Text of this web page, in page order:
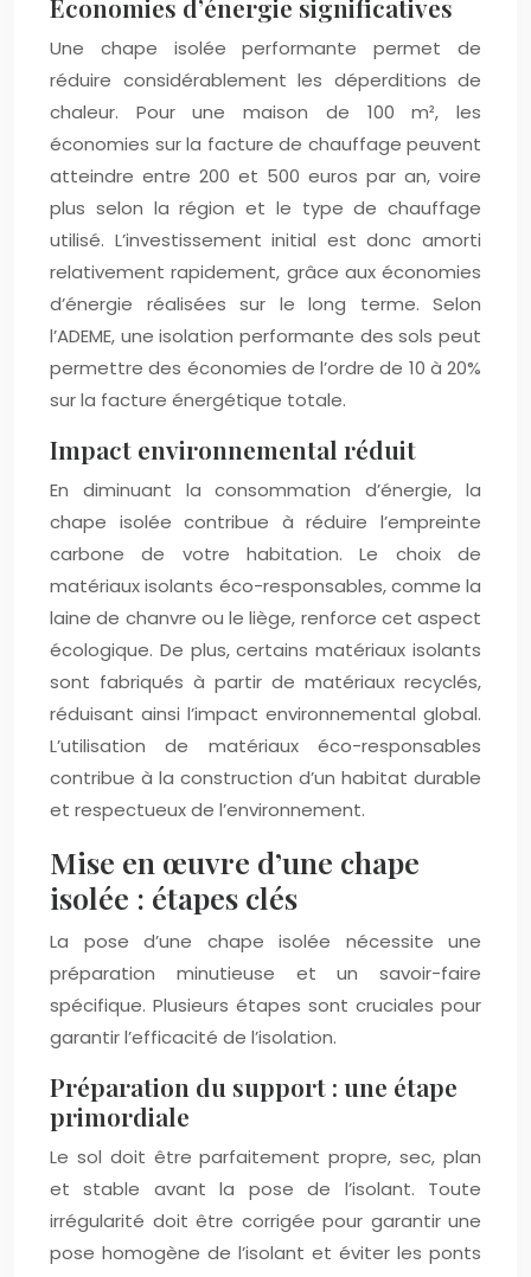
Économies d’énergie significatives
Une chape isolée performante permet de
réduire considérablement les déperditions de
chaleur. Pour une maison de 100 m², les
économies sur la facture de chauffage peuvent
atteindre entre 200 et 500 euros par an, voire
plus selon la région et le type de chauffage
utilisé. L’investissement initial est donc amorti
relativement rapidement, grâce aux économies
d’énergie réalisées sur le long terme. Selon
l’ADEME, une isolation performante des sols peut
permettre des économies de l’ordre de 10 à 20%
sur la facture énergétique totale.
Impact environnemental réduit
En diminuant la consommation d’énergie, la
chape isolée contribue à réduire l’empreinte
carbone de votre habitation. Le choix de
matériaux isolants éco-responsables, comme la
laine de chanvre ou le liège, renforce cet aspect
écologique. De plus, certains matériaux isolants
sont fabriqués à partir de matériaux recyclés,
réduisant ainsi l’impact environnemental global.
L’utilisation de matériaux éco-responsables
contribue à la construction d’un habitat durable
et respectueux de l’environnement.
Mise en œuvre d’une chape
isolée : étapes clés
La pose d’une chape isolée nécessite une
préparation minutieuse et un savoir-faire
spécifique. Plusieurs étapes sont cruciales pour
garantir l’efficacité de l’isolation.
Préparation du support : une étape
primordiale
Le sol doit être parfaitement propre, sec, plan
et stable avant la pose de l’isolant. Toute
irrégularité doit être corrigée pour garantir une
pose homogène de l’isolant et éviter les ponts